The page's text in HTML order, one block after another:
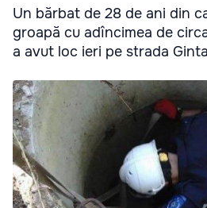
Un bărbat de 28 de ani din
groapă cu adîncimea de
a avut loc ieri pe strada